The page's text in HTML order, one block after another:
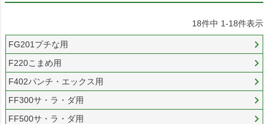
18件中 1-18件表示
FG201プチな用
F220こまめ用
F402パンチ・エックス用
FF300サ・ラ・ダ用
FF500サ・ラ・ダ用